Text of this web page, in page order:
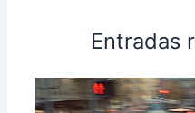
Entradas